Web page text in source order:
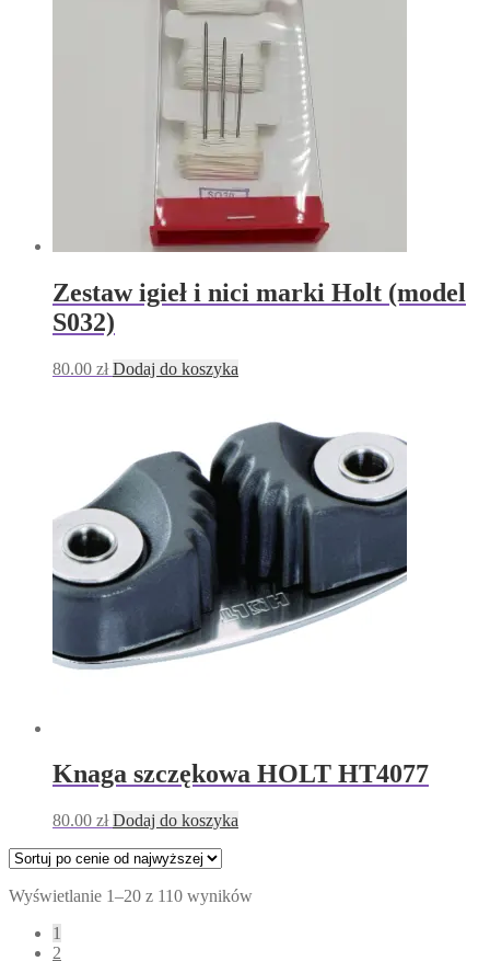
​Zestaw igieł i nici marki Holt (model
S032)
80.00 zł Dodaj do koszyka
​Knaga szczękowa HOLT HT4077
80.00 zł Dodaj do koszyka
Wyświetlanie 1–20 z 110 wynikówPosortowane
1
2